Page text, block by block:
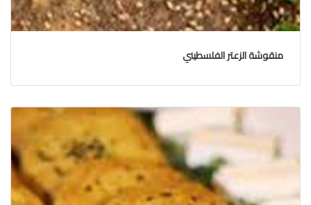
منقوشة الزعتر الفلسطيني